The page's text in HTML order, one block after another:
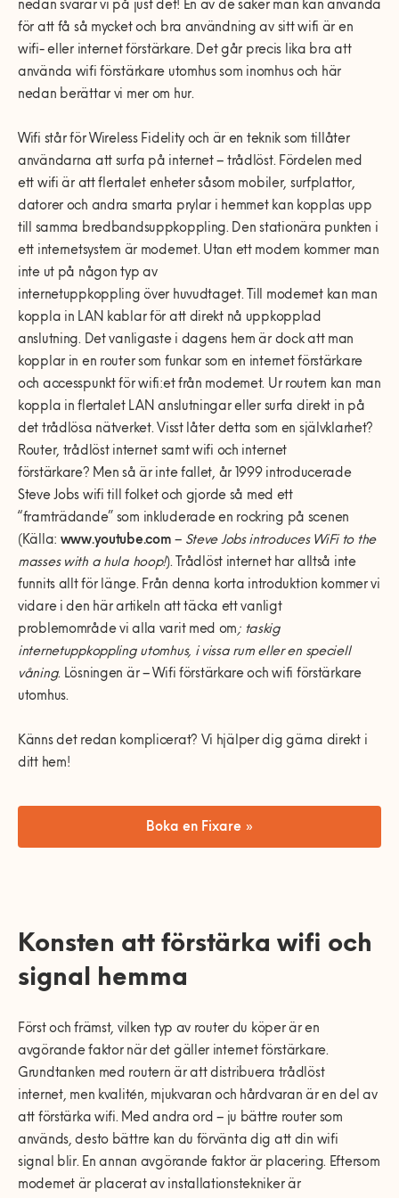
Utomhusinstallationer
Vanliga frågor
Var finns vi?
Fakta om RUT- och ROT-avdraget
Våra partners
Våra Fixare
Bolag med faktura
0770-220 720
nedan svarar vi på just det! En av de saker man kan använda
för att få så mycket och bra användning av sitt wifi är en
wifi- eller internet förstärkare. Det går precis lika bra att
använda wifi förstärkare utomhus som inomhus och här
nedan berättar vi mer om hur.
Wifi står för Wireless Fidelity och är en teknik som tillåter
användarna att surfa på internet – trådlöst. Fördelen med
ett wifi är att flertalet enheter såsom mobiler, surfplattor,
datorer och andra smarta prylar i hemmet kan kopplas upp
till samma bredbandsuppkoppling. Den stationära punkten i
ett internetsystem är modemet. Utan ett modem kommer man
inte ut på någon typ av
internetuppkoppling över huvudtaget. Till modemet kan man
koppla in LAN kablar för att direkt nå uppkopplad
anslutning. Det vanligaste i dagens hem är dock att man
kopplar in en router som funkar som en internet förstärkare
och accesspunkt för wifi:et från modemet. Ur routern kan man
koppla in flertalet LAN anslutningar eller surfa direkt in på
det trådlösa nätverket. Visst låter detta som en självklarhet?
Router, trådlöst internet samt wifi och internet
förstärkare? Men så är inte fallet, år 1999 introducerade
Steve Jobs wifi till folket och gjorde så med ett
“framträdande” som inkluderade en rockring på scenen
(Källa: www.youtube.com – Steve Jobs introduces WiFi to the
masses with a hula hoop!). Trådlöst internet har alltså inte
funnits allt för länge. Från denna korta introduktion kommer vi
vidare i den här artikeln att täcka ett vanligt
problemområde vi alla varit med om;taskig
internetuppkoppling utomhus, i vissa rum eller en speciell
våning. Lösningen är – Wifi förstärkare och wifi förstärkare
utomhus.
Känns det redan komplicerat? Vi hjälper dig gärna direkt i
ditt hem!
Boka en Fixare »
Konsten att förstärka wifi och
signal hemma
Först och främst, vilken typ av router du köper är en
avgörande faktor när det gäller internet förstärkare.
Grundtanken med routern är att distribuera trådlöst
internet, men kvalitén, mjukvaran och hårdvaran är en del av
att förstärka wifi. Med andra ord – ju bättre router som
används, desto bättre kan du förvänta dig att din wifi
signal blir. En annan avgörande faktor är placering. Eftersom
modemet är placerat av installationstekniker är